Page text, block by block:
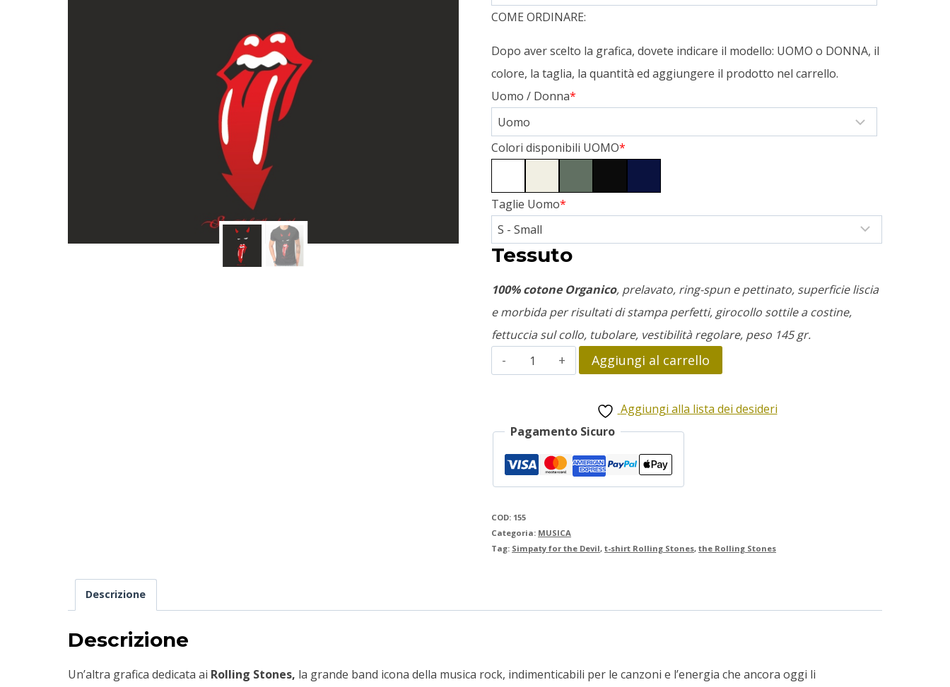
COME ORDINARE:
Dopo aver scelto la grafica, dovete indicare il modello: UOMO o DONNA, il
colore, la taglia, la quantità ed aggiungere il prodotto nel carrello.
*
Uomo / Donna
*
Colori disponibili UOMO
*
Taglie Uomo
Tessuto
100% cotone Organico, prelavato, ring-spun e pettinato, superficie liscia
e morbida per risultati di stampa perfetti, girocollo sottile a costine,
fettuccia sul collo, tubolare, vestibilità regolare, peso 145 gr.
the
Rolling
Aggiungi al carrello
Aggiungi alla lista dei desideri
Pagamento Sicuro
COD: 155
Categoria: MUSICA
Tag: Simpaty for the Devil,t-shirt Rolling Stones,the Rolling Stones
Descrizione
Descrizione
Un’altra grafica dedicata ai Rolling Stones, la grande band icona della musica rock, indimenticabili per le canzoni e l’energia che ancora oggi li